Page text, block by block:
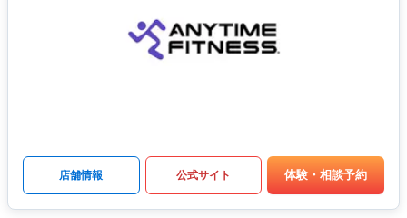
店舗情報 公式サイト 体験・相談予約